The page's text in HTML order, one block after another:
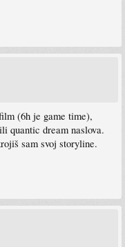
(6h je game time),
quantic dream naslova.
sam svoj storyline.